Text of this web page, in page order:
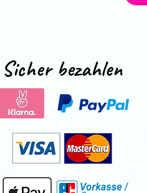
Sicher bezahlen